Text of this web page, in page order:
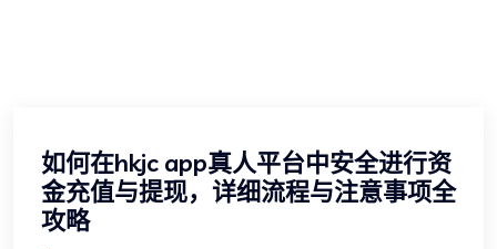
如何在hkjc app真人平台中安全进行资
金充值与提现，详细流程与注意事项全
攻略